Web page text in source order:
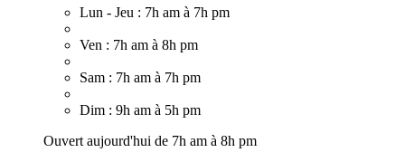
Lun - Jeu : 7h am à 7h pm
Ven : 7h am à 8h pm
Sam : 7h am à 7h pm
Dim : 9h am à 5h pm
Ouvert aujourd'hui de 7h am à 8h pm